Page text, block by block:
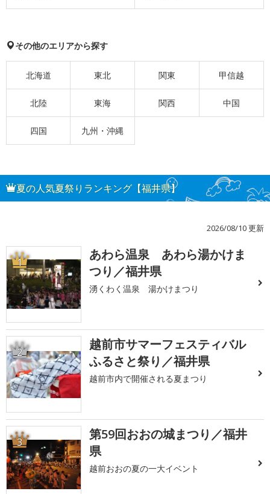
その他のエリアから探す
北海道 東北 関東 甲信越
北陸 東海 関西 中国
四国 九州・沖縄
夏の人気夏祭りランキング【福井県】
2026/08/10 更新
1
あわら温泉 あわら湯かけま
つり／福井県
湧くわく温泉 湯かけまつり
2
越前市サマーフェスティバル
ふるさと祭り／福井県
越前市内で開催される夏まつり
3
第59回おおの城まつり／福井
県
越前おおの夏の一大イベント